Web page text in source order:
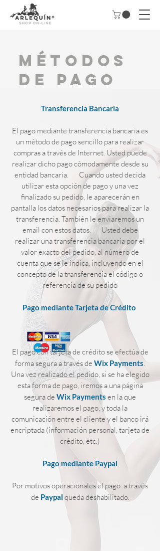
Métodos
de Pago
Transferencia Bancaria
El pago mediante transferencia bancaria es
un método de pago sencillo para realizar
compras a través de Internet. Usted puede
realizar dicho pago cómodamente desde su
entidad bancaria. Cuando usted decida
utilizar esta opción de pago y una vez
finalizado su pedido, le aparecerán en
pantalla los datos necesarios para realizar la
transferencia. También le enviaremos un
email con estos datos. Usted debe
realizar una transferencia bancaria por el
valor exacto del pedido, al número de
cuenta que se le indica, incluyendo en el
concepto de la transferencia el código o
referencia de su pedido
Pago mediante Tarjeta de Crédito
El pago con tarjeta de crédito se efectúa de
forma segura a través de Wix Payments.
Una vez realizado el pedido, si se ha elegido
esta forma de pago, iremos a una página
segura de Wix Payments en la que
realizaremos el pago, y toda la
comunicación entre el cliente y el banco irá
encriptada (información personal, tarjeta de
crédito, etc.)
Pago mediante Paypal
Por motivos operacionales el pago a través
de Paypal queda deshabilitado.